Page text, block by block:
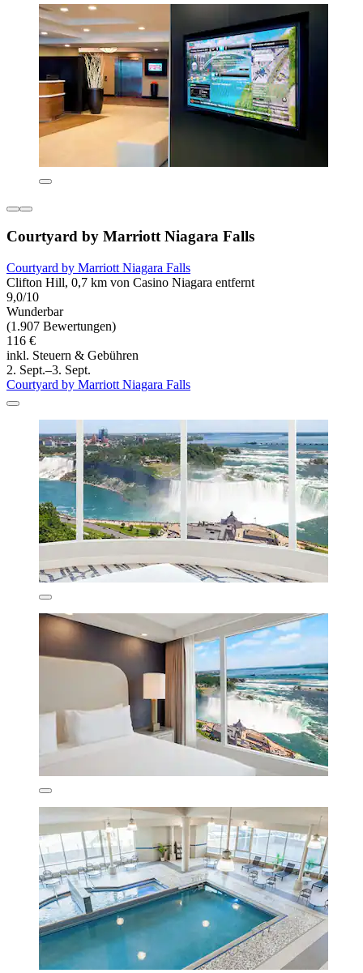
Courtyard by Marriott Niagara Falls
Courtyard by Marriott Niagara Falls
Clifton Hill, 0,7 km von Casino Niagara entfernt
9,0/10
Wunderbar
(1.907 Bewertungen)
116 €
inkl. Steuern & Gebühren
2. Sept.–3. Sept.
Courtyard by Marriott Niagara Falls